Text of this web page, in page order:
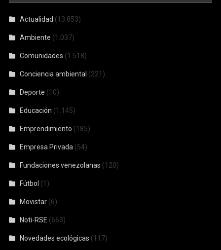
Actualidad (13.853)
Ambiente (1.037)
Comunidades (1.518)
Conciencia ambiental (221)
Deporte (10)
Educación (1.145)
Emprendimiento (185)
Empresa Privada (54)
Fundaciones venezolanas (120)
Fútbol (1)
Movistar (6)
Noti-RSE (663)
Novedades ecológicas (117)